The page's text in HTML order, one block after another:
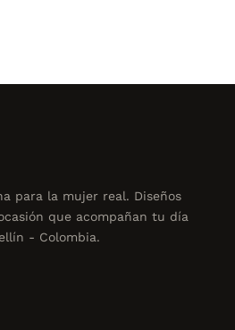
para la mujer real. Diseños
que acompañan tu día
- Colombia.